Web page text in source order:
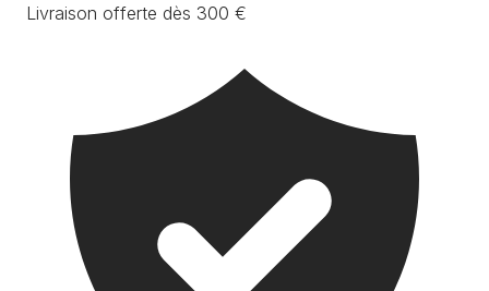
Livraison offerte dès 300 €